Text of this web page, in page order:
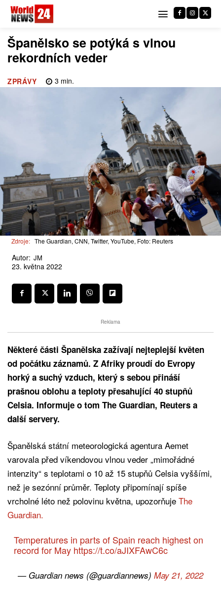
Španělsko se potýká s vlnou
rekordních veder
ZPRÁVY 3 min.
Zdroje: The Guardian, CNN, Twitter, YouTube, Foto: Reuters
Autor: JM
23. května 2022
Reklama
Některé části Španělska zažívají nejteplejší květen
od počátku záznamů. Z Afriky proudí do Evropy
horký a suchý vzduch, který s sebou přináší
prašnou oblohu a teploty přesahující 40 stupňů
Celsia. Informuje o tom The Guardian, Reuters a
další servery.
Španělská státní meteorologická agentura Aemet
varovala před víkendovou vlnou veder „mimořádné
intenzity“ s teplotami o 10 až 15 stupňů Celsia vyššími,
než je sezónní průměr. Teploty připomínají spíše
vrcholné léto než polovinu května, upozorňuje The
Guardian.
Temperatures in parts of Spain reach highest on
record for May https://t.co/aJIXFAwC6c
— Guardian news (@guardiannews) May 21, 2022